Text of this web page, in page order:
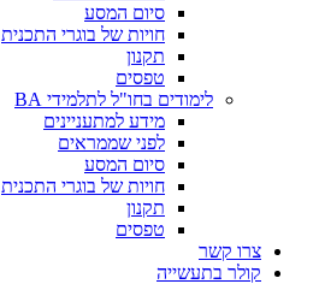
סיום המסע
חויות של בוגרי התכנית
תקנון
טפסים
לימודים בחו"ל לתלמידי BA
מידע למתעניינים
לפני שממראים
סיום המסע
חויות של בוגרי התכנית
תקנון
טפסים
צרו קשר
קולר בתעשייה